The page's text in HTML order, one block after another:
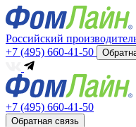
Российский
+7 (495) 660-41-50
+7 (495) 660-41-50
Обратная связь